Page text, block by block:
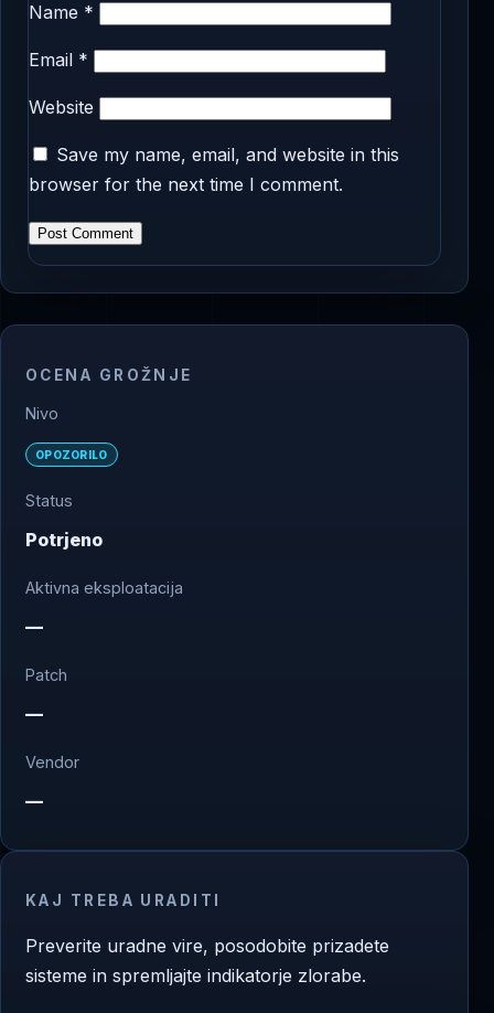
Name *
Email *
Website
Save my name, email, and website in this
browser for the next time I comment.
OCENA GROŽNJE
Nivo
OPOZORILO
Status
Potrjeno
Aktivna eksploatacija
—
Patch
—
Vendor
—
KAJ TREBA URADITI
Preverite uradne vire, posodobite prizadete
sisteme in spremljajte indikatorje zlorabe.